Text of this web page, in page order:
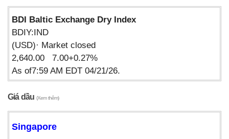
BDI Baltic Exchange Dry Index
BDIY:IND
(USD)· Market closed
2,640.00 7.00+0.27%
As of7:59 AM EDT 04/21/26.
Giá dầu (Xem thêm)
Singapore